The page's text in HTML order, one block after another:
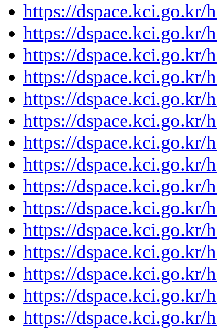
https://dspace.kci.go.kr/
https://dspace.kci.go.kr/
https://dspace.kci.go.kr/
https://dspace.kci.go.kr/
https://dspace.kci.go.kr/
https://dspace.kci.go.kr/
https://dspace.kci.go.kr/
https://dspace.kci.go.kr/
https://dspace.kci.go.kr/
https://dspace.kci.go.kr/
https://dspace.kci.go.kr/
https://dspace.kci.go.kr/
https://dspace.kci.go.kr/
https://dspace.kci.go.kr/
https://dspace.kci.go.kr/